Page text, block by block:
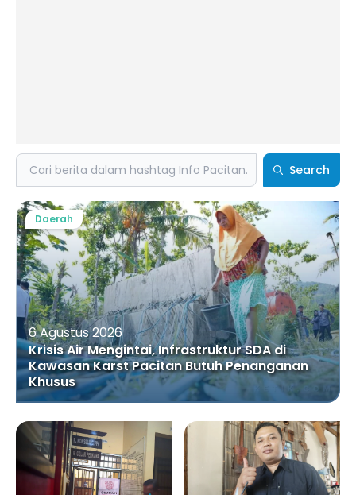
Search Search
6 Agustus 2026
Krisis Air Mengintai, Infrastruktur SDA di
Kawasan Karst Pacitan Butuh Penanganan
Khusus
Daerah